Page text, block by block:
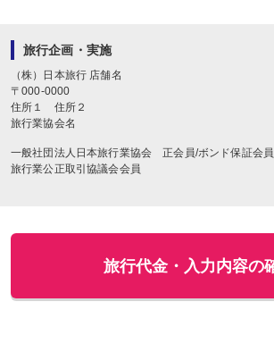
旅行企画・実施
（株）日本旅行 店舗名
〒000-0000
住所１
住所２
旅行業協会名
一般社団法人日本旅行業協会 正会員/ボンド保証会員
旅行業公正取引協議会会員